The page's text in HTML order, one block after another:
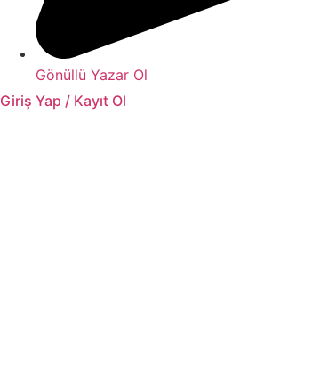
Gönüllü Yazar Ol
Giriş Yap / Kayıt Ol